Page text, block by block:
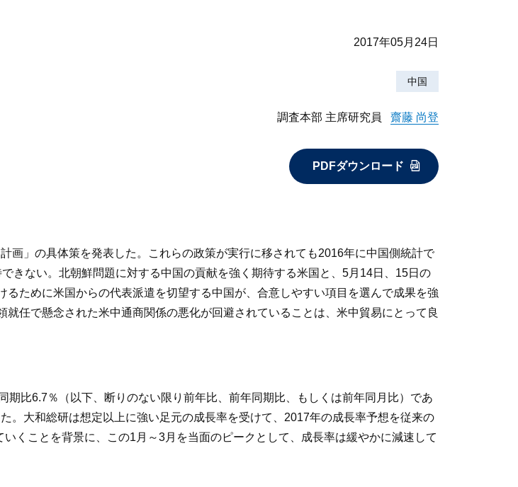
2017年05月24日
中国
調査本部 主席研究員 齋藤 尚登
PDFダウンロード
」の具体策を発表した。これらの政策が実行に移されても2016年に中国側統計で
きない。北朝鮮問題に対する中国の貢献を強く期待する米国と、5月14日、15日の
るために米国からの代表派遣を切望する中国が、合意しやすい項目を選んで成果を強
任で懸念された米中通商関係の悪化が回避されていることは、米中貿易にとって良
比6.7％（以下、断りのない限り前年比、前年同期比、もしくは前年同月比）であ
。大和総研は想定以上に強い足元の成長率を受けて、2017年の成長率予想を従来の
くことを背景に、この1月～3月を当面のピークとして、成長率は緩やかに減速して